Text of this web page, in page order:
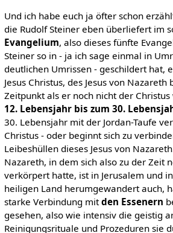
Und ich habe euch ja öfter schon
die Rudolf Steiner eben überliefert im
Evangelium, also dieses fünfte
Steiner so in - ja ich sage einmal in
deutlichen Umrissen - geschildert hat,
Jesus Christus, des Jesus von
Zeitpunkt als er noch nicht der
12. Lebensjahr bis zum 30.
30. Lebensjahr mit der Jordan-Taufe
Christus - oder beginnt sich zu
Leibeshüllen dieses Jesus von
Nazareth, in dem sich also zu der Zeit
verkörpert hatte, ist in Jerusalem und
heiligen Land herumgewandert auch,
starke Verbindung mitden Essenern
gesehen, also wie intensiv die geistig
Reinigungsrituale und Prozeduren sie